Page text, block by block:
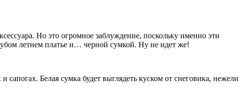
Но это огромное заблуждение, поскольку именно эти
летнем платье и… черной сумкой. Ну не идет же!
Белая сумка будет выглядеть куском от снеговика, нежели